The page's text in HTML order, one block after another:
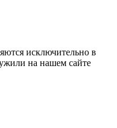
исключительно в
на нашем сайте